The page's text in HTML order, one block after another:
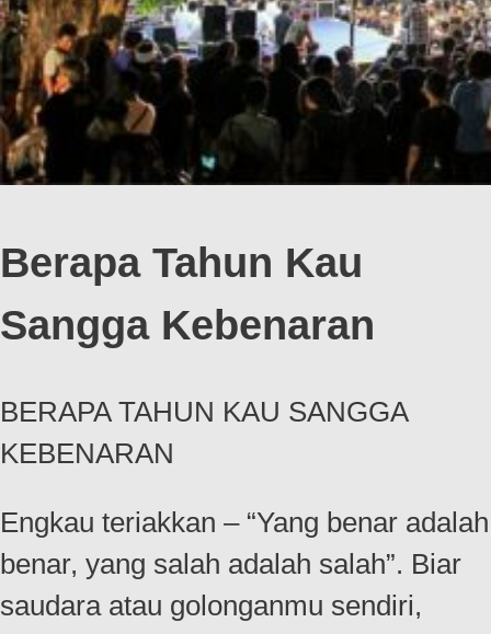
Berapa Tahun Kau
Sangga Kebenaran
BERAPA TAHUN KAU SANGGA
KEBENARAN
Engkau teriakkan – “Yang benar adalah
benar, yang salah adalah salah”. Biar
saudara atau golonganmu sendiri,